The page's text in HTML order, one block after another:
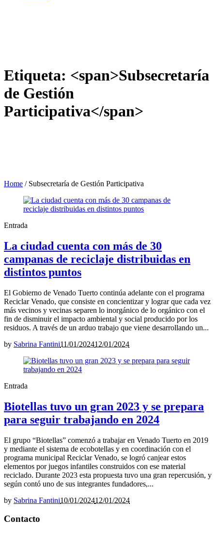
Etiqueta: <span>Subsecretaría
de Gestión
Participativa</span>
Home / Subsecretaría de Gestión Participativa
Entrada
La ciudad cuenta con más de 30
campanas de reciclaje distribuidas en
distintos puntos
El Gobierno de Venado Tuerto continúa adelante con el programa
Reciclar Venado, que consiste en concientizar y lograr que cada vez
más vecinos y vecinas separen lo inorgánico de lo orgánico con el
fin de disminuir el impacto ambiental y social producido por los
residuos. A través de un arduo trabajo que viene desarrollando un...
by Sabrina Fantini11/01/202412/01/2024
Entrada
Biotellas tuvo un gran 2023 y se prepara
para seguir trabajando en 2024
El grupo “Biotellas” comenzó a trabajar en Venado Tuerto en 2019
y mediante el sistema de ecobotellas y en coordinación con el
programa municipal Reciclar Venado, se logró canjear estos
elementos por juegos infantiles construidos con ese material
reciclado. Durante 2023 esta propuesta tuvo una gran repercusión, y
según contó uno de sus integrantes fundadores,...
by Sabrina Fantini10/01/202412/01/2024
Contacto